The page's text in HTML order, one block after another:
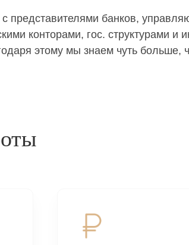
представителями банков,
конторами, гос. структурами и
этому мы знаем чуть больше,